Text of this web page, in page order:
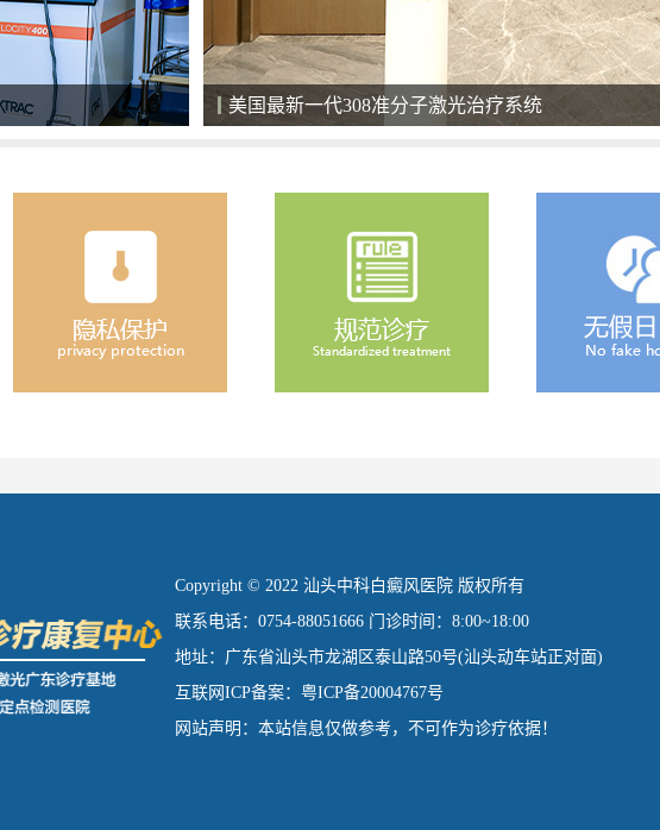
美国最新一代308准分子激光治疗系统
Copyright © 2022 汕头中科白癜风医院 版权所有
联系电话：0754-88051666 门诊时间：8:00~18:00
地址：广东省汕头市龙湖区泰山路50号(汕头动车站正对面)
互联网ICP备案：粤ICP备20004767号
网站声明：本站信息仅做参考，不可作为诊疗依据！